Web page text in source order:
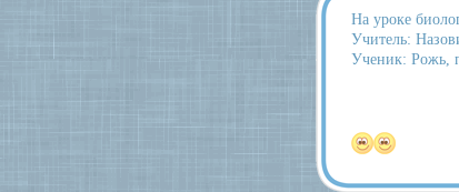
На уроке
Учитель:
Ученик: Рожь,